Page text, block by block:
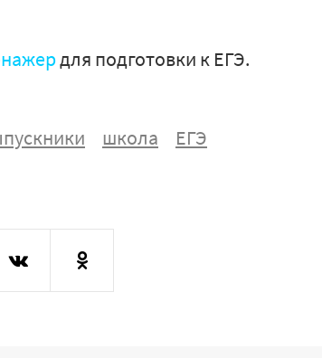
для подготовки к ЕГЭ.
школа
ЕГЭ